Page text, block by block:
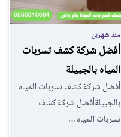
منذ شهرين
أفضل شركة كشف تسربات
المياه بالجبيلة
أفضل شركة كشف تسربات المياه
بالجبيلةأفضل شركة كشف
تسربات المياه…